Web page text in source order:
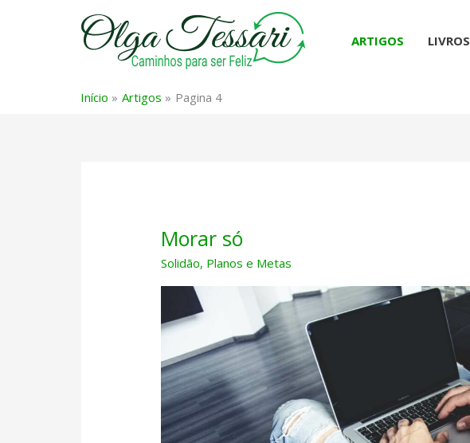
ARTIGOS LIVROS
Início Artigos Pagina 4
Morar só
Solidão, Planos e Metas